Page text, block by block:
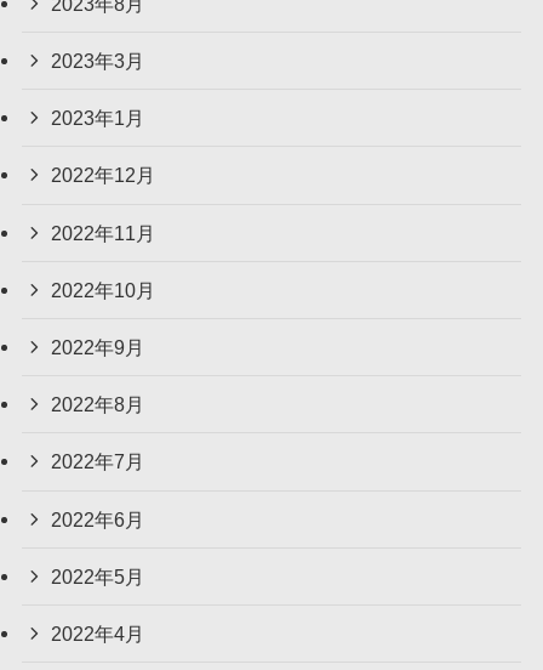
2023年3月
2023年1月
2022年12月
2022年11月
2022年10月
2022年9月
2022年8月
2022年7月
2022年6月
2022年5月
2022年4月